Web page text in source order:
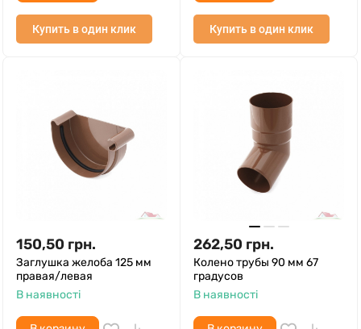
Купить в один клик Купить в один клик
150,50 грн.
Заглушка желоба 125 мм
правая/левая
В наявності
262,50 грн.
Колено трубы 90 мм 67
градусов
В наявності